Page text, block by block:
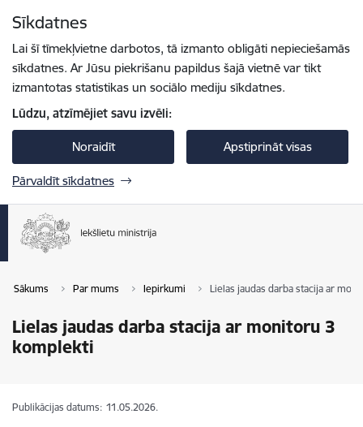
Sīkdatnes
Lai šī tīmekļvietne darbotos, tā izmanto obligāti nepieciešamās
sīkdatnes. Ar Jūsu piekrišanu papildus šajā vietnē var tikt
izmantotas statistikas un sociālo mediju sīkdatnes.
Lūdzu, atzīmējiet savu izvēli:
Noraidīt Apstiprināt visas
Pārvaldīt sīkdatnes
Sākums Par mums Iepirkumi Lielas jaudas darba stacija ar
Lielas jaudas darba stacija ar monitoru 3
komplekti
Publikācijas datums: 11.05.2026.